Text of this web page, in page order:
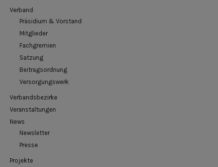
Verband
Präsidium & Vorstand
Mitglieder
Fachgremien
Satzung
Beitragsordnung
Versorgungswerk
Verbandsbezirke
Veranstaltungen
News
Newsletter
Presse
Projekte